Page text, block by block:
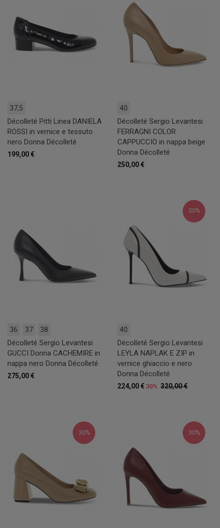
37,5
Décolleté Pitti Linea DANIELA
ROSSI in vernice e tessuto
nero Donna Décolleté
199,00 €
40
Décolleté Sergio Levantesi
FERRAGNI COLOR
CAPPUCCIO in nappa beige
Donna Décolleté
250,00 €
36 37 38
Décolleté Sergio Levantesi
GUCCI Donna CACHEMIRE in
nappa nero Donna Décolleté
275,00 €
30%
40
Décolleté Sergio Levantesi
LEYLA NAPLAK E ZIP in
vernice ghiaccio e nero
Donna Décolleté
320,00 €
224,00 € 30%
30% 30%